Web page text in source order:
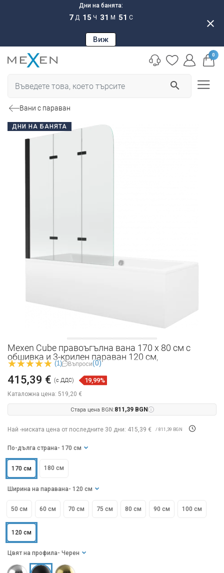
Дни на банята:
7 Д 15 Ч 31 М 50 С
Виж
close
search
0
Вани с параван
ДНИ НА БАНЯТА
Mexen Cube правоъгълна вана 170 x 80 см с
обшивка и 3-крилен параван 120 см,
(1) Въпроси(0)
Каталожна цена: 519,20 €
415,39 € (с ДДС) 19,99%
Стара цена BGN:811,39 BGN
Най -ниската цена от последните 30 дни: 415,39 € / 811,39 BGN
По-дълга страна - 170 см
170 см 180 см
Цвят на профила - Черен
Ширина на паравана - 120 см
50 см 60 см 70 см 75 см 80 см 90 см 100 см
120 см